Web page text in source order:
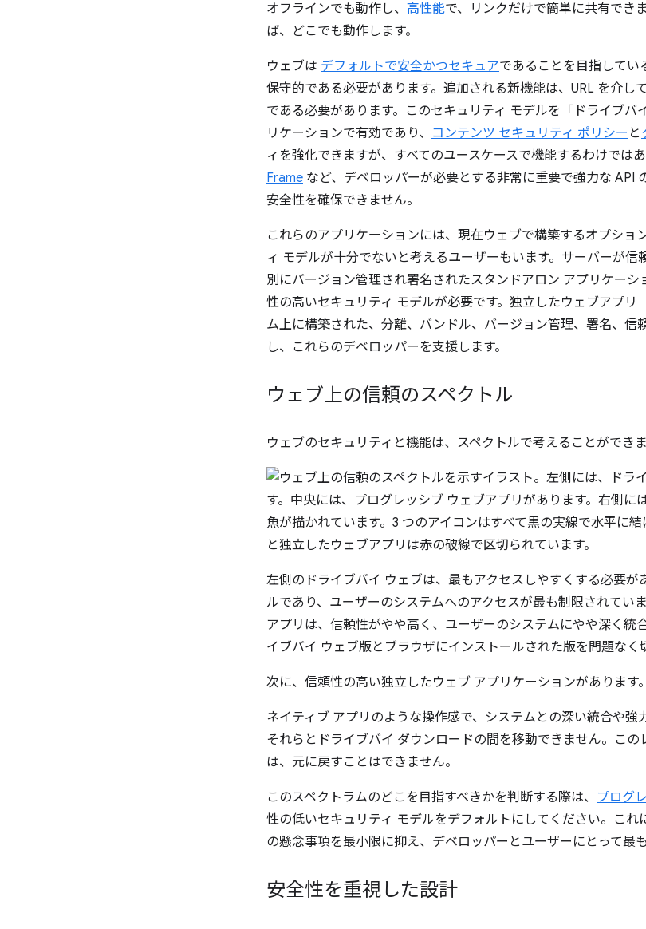
オフラインでも動作し、 高性能で、リンクだけで簡単に共有でき
ば、どこでも動作します。
ウェブは デフォルトで安全かつセキュアであることを目指してい
保守的である必要があります。追加される新機能は、URL を介し
である必要があります。このセキュリティ モデルを「ドライブバ
リケーションで有効であり、 コンテンツ セキュリティ ポリシー と
ィを強化できますが、すべてのユースケースで機能するわけではあ
Frame など、デベロッパーが必要とする非常に重要で強力な API
安全性を確保できません。
これらのアプリケーションには、現在ウェブで構築するオプショ
ィ モデルが十分でないと考えるユーザーもいます。サーバーが
別にバージョン管理され署名されたスタンドアロン アプリケー
性の高いセキュリティ モデルが必要です。独立したウェブアプリ
ム上に構築された、分離、バンドル、バージョン管理、署名、信
し、これらのデベロッパーを支援します。
ウェブ上の信頼のスペクトル
ウェブのセキュリティと機能は、スペクトルで考えることができま
左側のドライブバイ ウェブは、最もアクセスしやすくする必要
ルであり、ユーザーのシステムへのアクセスが最も制限されていま
アプリは、信頼性がやや高く、ユーザーのシステムにやや深く統
イブバイ ウェブ版とブラウザにインストールされた版を問題なく
次に、信頼性の高い独立したウェブ アプリケーションがあります。
ネイティブ アプリのような操作感で、システムとの深い統合や強
それらとドライブバイ ダウンロードの間を移動できません。こ
は、元に戻すことはできません。
このスペクトラムのどこを目指すべきかを判断する際は、 プログ
性の低いセキュリティ モデルをデフォルトにしてください。こ
の懸念事項を最小限に抑え、デベロッパーとユーザーにとって最
安全性を重視した設計